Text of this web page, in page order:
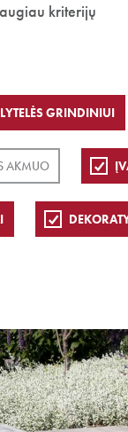
kriterijų
GRINDINIUI
AKMUO